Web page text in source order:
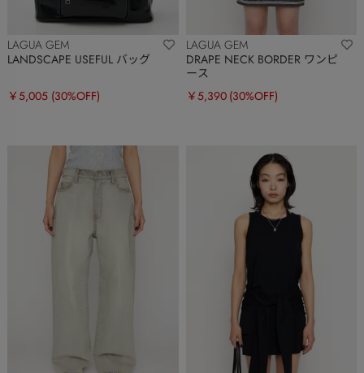
LAGUA GEM
LANDSCAPE USEFUL バッグ
￥5,005 (30%OFF)
LAGUA GEM
DRAPE NECK BORDER ワンピ
ース
￥5,390 (30%OFF)